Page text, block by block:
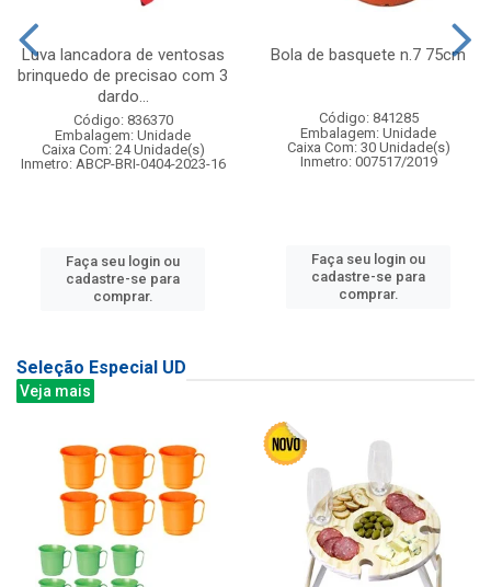
Luva lancadora de ventosas
brinquedo de precisao com 3
dardo...
Código: 836370
Embalagem: Unidade
Caixa Com: 24 Unidade(s)
Inmetro: ABCP-BRI-0404-2023-16
Faça seu login ou
cadastre-se para
comprar.
Bola de basquete n.7 75cm
Código: 841285
Embalagem: Unidade
Caixa Com: 30 Unidade(s)
Inmetro: 007517/2019
Faça seu login ou
cadastre-se para
comprar.
Seleção Especial UD
Veja mais